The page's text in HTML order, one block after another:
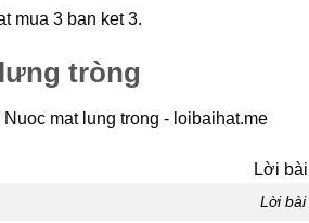
mua 3 ban ket 3.
tròng
mat lung trong - loibaihat.me
Lời